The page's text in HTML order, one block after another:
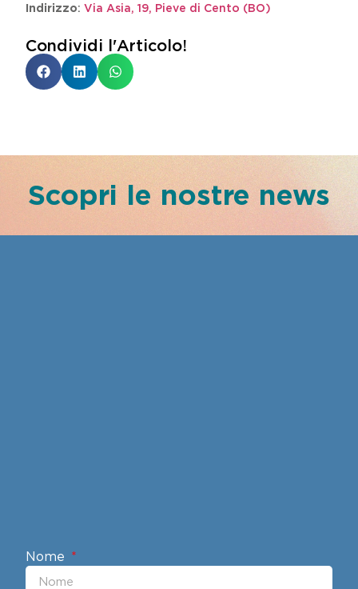
Indirizzo: Via Asia, 19, Pieve di Cento (BO)
Condividi l'Articolo!
Scopri le nostre news
Nome